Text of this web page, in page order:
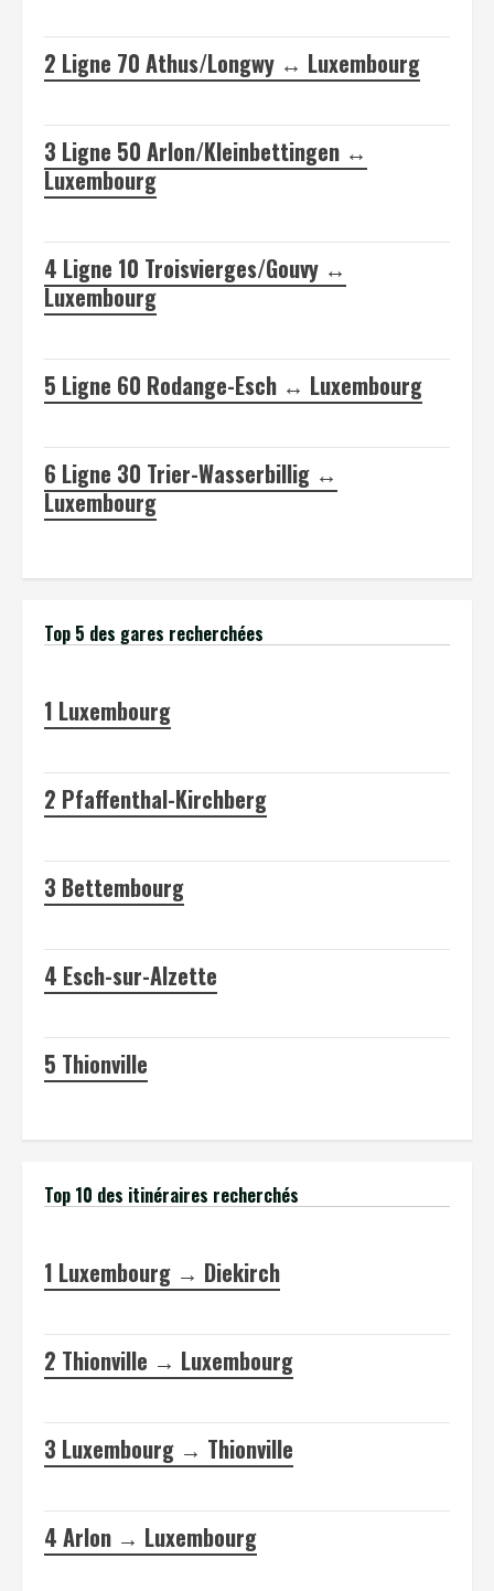
2 Ligne 70 Athus/Longwy ↔ Luxembourg
3 Ligne 50 Arlon/Kleinbettingen ↔
Luxembourg
4 Ligne 10 Troisvierges/Gouvy ↔
Luxembourg
5 Ligne 60 Rodange-Esch ↔ Luxembourg
6 Ligne 30 Trier-Wasserbillig ↔
Luxembourg
Top 5 des gares recherchées
1 Luxembourg
2 Pfaffenthal-Kirchberg
3 Bettembourg
4 Esch-sur-Alzette
5 Thionville
Top 10 des itinéraires recherchés
1 Luxembourg → Diekirch
2 Thionville → Luxembourg
3 Luxembourg → Thionville
4 Arlon → Luxembourg